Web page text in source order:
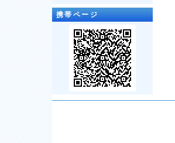
携帯ページ